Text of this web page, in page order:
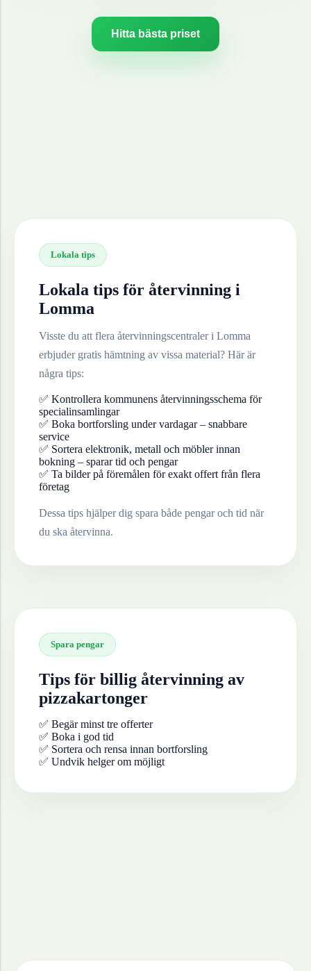
Hitta bästa priset
Lokala tips
Lokala tips för återvinning i
Lomma
Visste du att flera återvinningscentraler i Lomma
erbjuder gratis hämtning av vissa material? Här är
några tips:
✅ Kontrollera kommunens återvinningsschema för
specialinsamlingar
✅ Boka bortforsling under vardagar – snabbare
service
✅ Sortera elektronik, metall och möbler innan
bokning – sparar tid och pengar
✅ Ta bilder på föremålen för exakt offert från flera
företag
Dessa tips hjälper dig spara både pengar och tid när
du ska återvinna.
Spara pengar
Tips för billig återvinning av
pizzakartonger
✅ Begär minst tre offerter
✅ Boka i god tid
✅ Sortera och rensa innan bortforsling
✅ Undvik helger om möjligt